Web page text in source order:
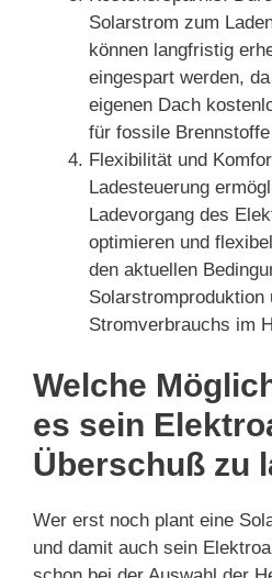
Solarstrom zum
können langfristig
eingespart werden,
eigenen Dach
für fossile
Flexibilität und
Ladesteuerung
Ladevorgang des
optimieren und
den aktuellen
Solarstromproduktion
Stromverbrauchs im
Welche
es sein
Überschuß zu
Wer erst noch plant eine
und damit auch sein